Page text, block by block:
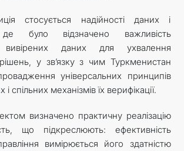
стосується надійності даних і
де було відзначено важливість
вивірених даних для ухвалення
у зв’язку з чим Туркменистан
універсальних принципів
і спільних механізмів їх верифікації.
визначено практичну реалізацію
що підкреслюють: ефективність
вимірюється його здатністю